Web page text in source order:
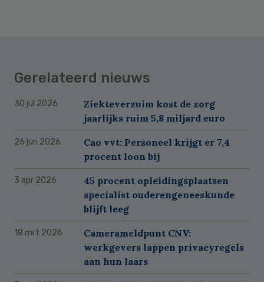
Gerelateerd nieuws
30 jul 2026
Ziekteverzuim kost de zorg
jaarlijks ruim 5,8 miljard euro
26 jun 2026
Cao vvt: Personeel krijgt er 7,4
procent loon bij
3 apr 2026
45 procent opleidingsplaatsen
specialist ouderengeneeskunde
blijft leeg
18 mrt 2026
Camerameldpunt CNV:
werkgevers lappen privacyregels
aan hun laars